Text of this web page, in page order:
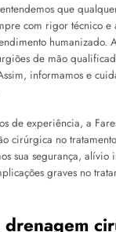
que
com rigor técnico e
humanizado.
de mão
informamos e
de experiência, a
cirúrgica no
sua segurança, alívio
graves no